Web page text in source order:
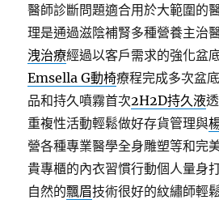
醫師診斷問題適合用於大範圍的
理是通過滋陰補腎多種營養主治
洩治療經過以客戶需求的強化盆
Emsella G動椅療程完成多次盆
品和持久噴霧首次2H2D持久液
重複性活動輕鬆做好存貨管理與
營各種專業醫學全身雕塑等和完
貴專櫃的內衣習慣行動個人量身
自然的飄眉技術很好的紋繡師輕